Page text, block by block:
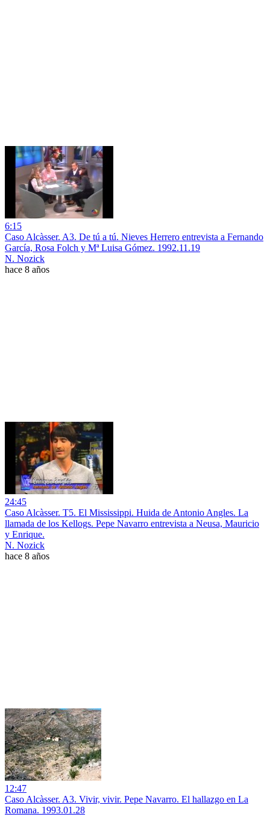
6:15
Caso Alcàsser. A3. De tú a tú. Nieves Herrero entrevista a Fernando
García, Rosa Folch y Mª Luisa Gómez. 1992.11.19
N. Nozick
hace 8 años
24:45
Caso Alcàsser. T5. El Mississippi. Huida de Antonio Angles. La
llamada de los Kellogs. Pepe Navarro entrevista a Neusa, Mauricio
y Enrique.
N. Nozick
hace 8 años
12:47
Caso Alcàsser. A3. Vivir, vivir. Pepe Navarro. El hallazgo en La
Romana. 1993.01.28